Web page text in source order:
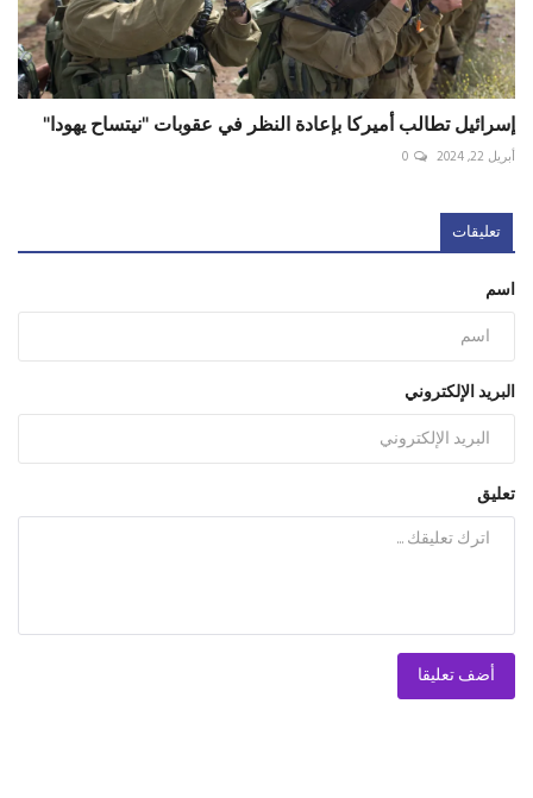
إسرائيل تطالب أميركا بإعادة النظر في عقوبات "نيتساح يهودا"
أبريل 22, 2024 0
تعليقات
اسم
البريد الإلكتروني
تعليق
أضف تعليقا